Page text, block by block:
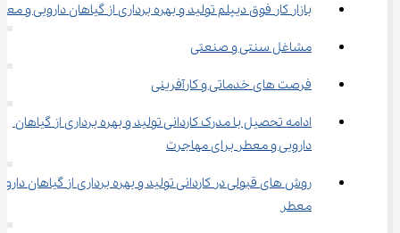
بازار کار فوق دیپلم ﺗﻮلید و ﺑﻬﺮه ﺑﺮداری از گیاﻫﺎن دارویی و
مشاغل سنتی و صنعتی
فرصت های خدماتی و کارآفرینی
ادامه تحصیل با مدرک ﻛﺎردانی ﺗﻮلید و ﺑﻬﺮه ﺑﺮداری از گیاﻫﺎن
دارویی و ﻣﻌﻄﺮ برای مهاجرت
روش های قبولی در ﻛﺎردانی ﺗﻮلید و ﺑﻬﺮه ﺑﺮداری از گیاﻫﺎن
ﻣﻌﻄﺮ